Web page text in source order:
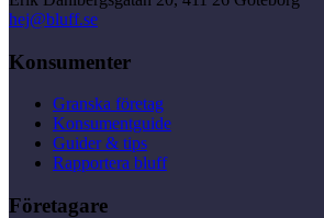
hej@bluff.se
Konsumenter
Granska företag
Konsumentguide
Guider & tips
Rapportera bluff
Företagare